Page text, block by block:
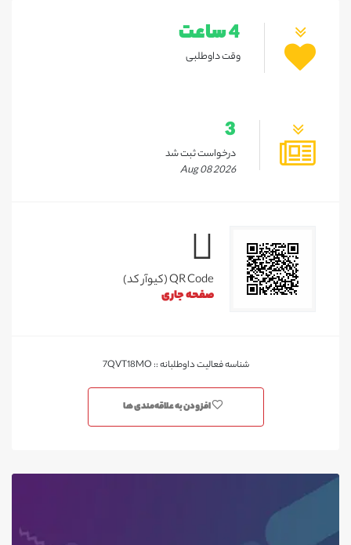
4 ساعت
وقت داوطلبی
3
درخواست ثبت شد
Aug 08 2026
QR Code (کیوآر کد)
صفحه جاری
شناسه فعالیت داوطلبانه :: 7QVT18MO
افزودن به علاقه‌مندی ها